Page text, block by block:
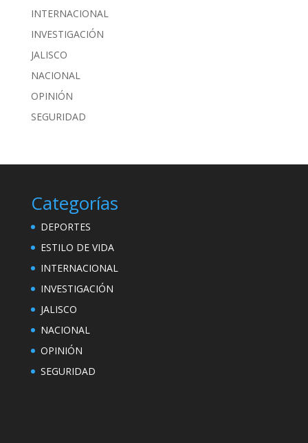
INTERNACIONAL
INVESTIGACIÓN
JALISCO
NACIONAL
OPINIÓN
SEGURIDAD
Categorías
DEPORTES
ESTILO DE VIDA
INTERNACIONAL
INVESTIGACIÓN
JALISCO
NACIONAL
OPINIÓN
SEGURIDAD